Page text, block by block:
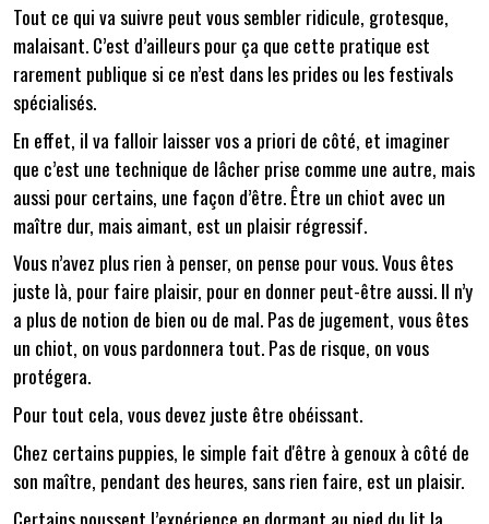
Tout ce qui va suivre peut vous sembler ridicule, grotesque,
malaisant. C’est d’ailleurs pour ça que cette pratique est
rarement publique si ce n’est dans les prides ou les festivals
spécialisés.
En effet, il va falloir laisser vos a priori de côté, et imaginer
que c’est une technique de lâcher prise comme une autre, mais
aussi pour certains, une façon d’être. Être un chiot avec un
maître dur, mais aimant, est un plaisir régressif.
Vous n’avez plus rien à penser, on pense pour vous. Vous êtes
juste là, pour faire plaisir, pour en donner peut-être aussi. Il n’y
a plus de notion de bien ou de mal. Pas de jugement, vous êtes
un chiot, on vous pardonnera tout. Pas de risque, on vous
protégera.
Pour tout cela, vous devez juste être obéissant.
Chez certains puppies, le simple fait d'être à genoux à côté de
son maître, pendant des heures, sans rien faire, est un plaisir.
Certains poussent l’expérience en dormant au pied du lit la